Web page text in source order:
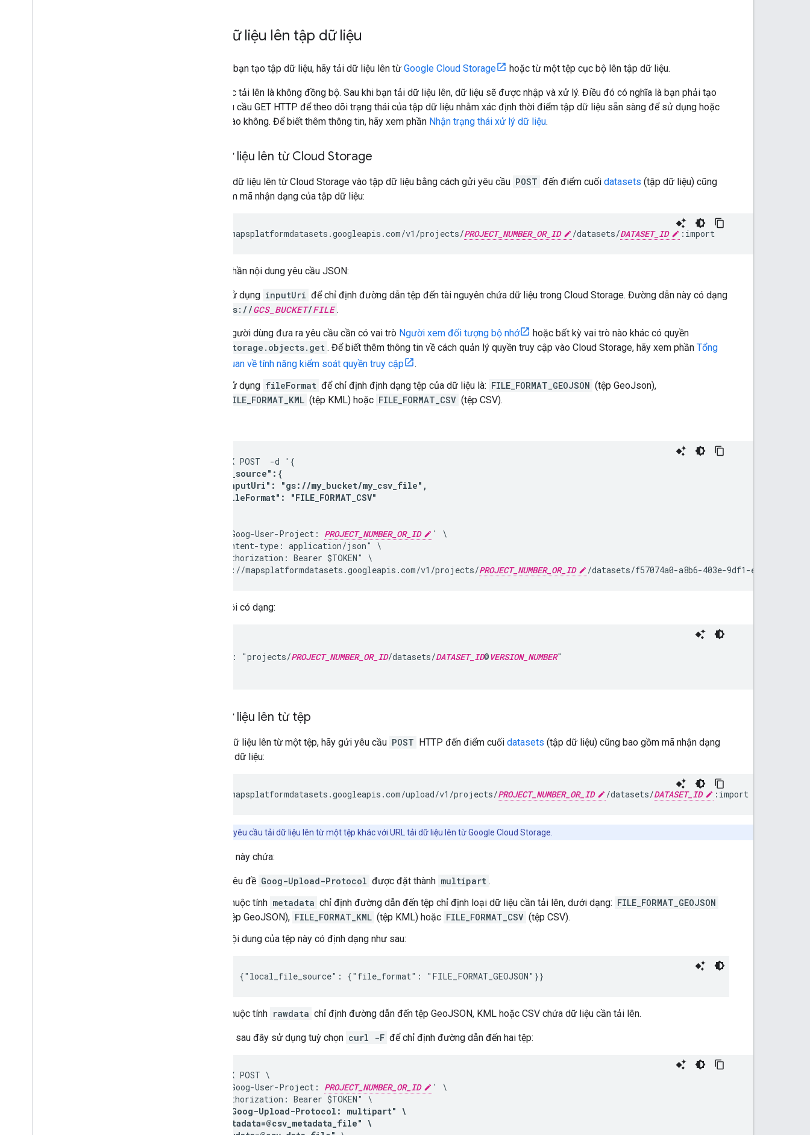
Tải dữ liệu lên tập dữ liệu
Sau khi bạn tạo tập dữ liệu, hãy tải dữ liệu lên từ Google Cloud Storage hoặc từ một tệp cục bộ lên tập dữ liệu.
Thao tác tải lên là không đồng bộ. Sau khi bạn tải dữ liệu lên, dữ liệu sẽ được nhập và xử lý. Điều đó có nghĩa là bạn phải tạo
một yêu cầu GET HTTP để theo dõi trạng thái của tập dữ liệu nhằm xác định thời điểm tập dữ liệu sẵn sàng để sử dụng hoặc
có lỗi nào không. Để biết thêm thông tin, hãy xem phần Nhận trạng thái xử lý dữ liệu.
Tải dữ liệu lên từ Cloud Storage
Bạn tải dữ liệu lên từ Cloud Storage vào tập dữ liệu bằng cách gửi yêu cầu POST đến điểm cuối datasets (tập dữ liệu) cũng
bao gồm mã nhận dạng của tập dữ liệu:
https://mapsplatformdatasets.googleapis.com/v1/projects/PROJECT_NUMBER_OR_ID /datasets/DATASET_ID :import
Trong phần nội dung yêu cầu JSON:
Sử dụng inputUri để chỉ định đường dẫn tệp đến tài nguyên chứa dữ liệu trong Cloud Storage. Đường dẫn này có dạng
gs://GCS_BUCKET/FILE .
Người dùng đưa ra yêu cầu cần có vai trò Người xem đối tượng bộ nhớ
hoặc bất kỳ vai trò nào khác có quyền
storage.objects.get . Để biết thêm thông tin về cách quản lý quyền truy cập vào Cloud Storage, hãy xem phần Tổng
quan về tính năng kiểm soát quyền truy cập
.
Sử dụng fileFormat để chỉ định định dạng tệp của dữ liệu là: FILE_FORMAT_GEOJSON (tệp GeoJson),
FILE_FORMAT_KML (tệp KML) hoặc FILE_FORMAT_CSV (tệp CSV).
curl -X POST  -d '{
"gcs_source":{
      "inputUri": "gs://my_bucket/my_csv_file",
      "fileFormat": "FILE_FORMAT_CSV"
  -H 'X-Goog-User-Project:
PROJECT_NUMBER_OR_ID
' \
  -H "content-type: application/json" \
  -H "Authorization: Bearer $TOKEN" \
  "https://mapsplatformdatasets.googleapis.com/v1/projects/
PROJECT_NUMBER_OR_ID /datasets/f57074a0-a8b6-403e-9df1-
Phản hồi có dạng:
  "name": "projects/
PROJECT_NUMBER_OR_ID/datasets/DATASET_ID@VERSION_NUMBER"
Tải dữ liệu lên từ tệp
Để tải dữ liệu lên từ một tệp, hãy gửi yêu cầu POST HTTP đến điểm cuối datasets (tập dữ liệu) cũng bao gồm mã nhận dạng
của tập dữ liệu:
https://mapsplatformdatasets.googleapis.com/upload/v1/projects/PROJECT_NUMBER_OR_ID /datasets/DATASET_ID :import
URL yêu cầu tải dữ liệu lên từ một tệp khác với URL tải dữ liệu lên từ Google Cloud Storage.
Yêu cầu này chứa:
Tiêu đề Goog-Upload-Protocol được đặt thành multipart .
Thuộc tính metadata chỉ định đường dẫn đến tệp chỉ định loại dữ liệu cần tải lên, dưới dạng: FILE_FORMAT_GEOJSON
(tệp GeoJSON), FILE_FORMAT_KML (tệp KML) hoặc FILE_FORMAT_CSV (tệp CSV).
Nội dung của tệp này có định dạng như sau:
{"local_file_source": {"file_format": "FILE_FORMAT_GEOJSON"}}
Thuộc tính rawdata chỉ định đường dẫn đến tệp GeoJSON, KML hoặc CSV chứa dữ liệu cần tải lên.
Yêu cầu sau đây sử dụng tuỳ chọn curl -F để chỉ định đường dẫn đến hai tệp:
curl -X POST \
  -H 'X-Goog-User-Project:
PROJECT_NUMBER_OR_ID
' \
  -H "Authorization: Bearer $TOKEN" \
-H "X-Goog-Upload-Protocol: multipart" \
  -F "metadata=@csv_metadata_file" \